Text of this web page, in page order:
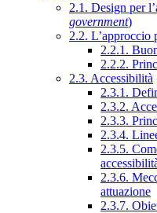
2.1. Design per
government)
2.2. L’approccio
2.2.1.
2.2.2.
2.3. Accessibilità
2.3.1.
2.3.2.
2.3.3.
2.3.4.
2.3.5.
2.3.6.
attuazione
2.3.7.